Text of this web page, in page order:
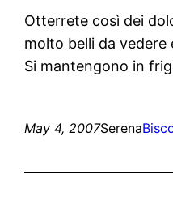
Otterrete così dei
molto belli da
Si mantengono in
May 4, 2007Serena